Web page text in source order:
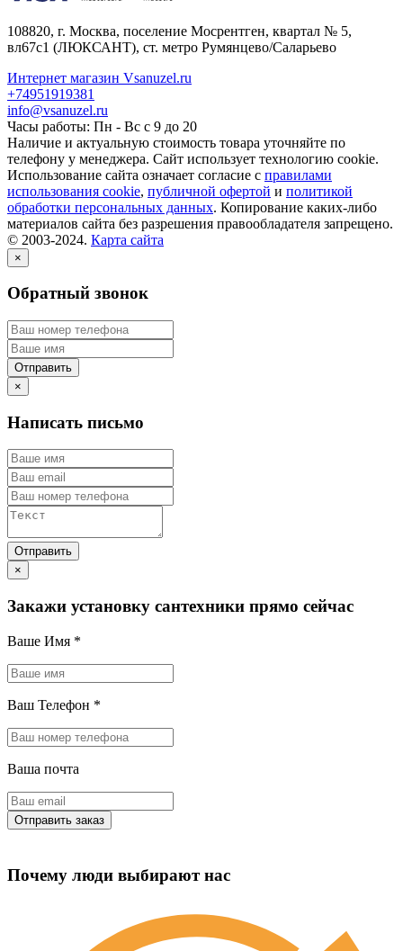
108820, г. Москва, поселение Мосрентген, квартал № 5,
вл67с1 (ЛЮКСАНТ), ст. метро Румянцево/Саларьево
Интернет магазин Vsanuzel.ru
+74951919381
info@vsanuzel.ru
Часы работы: Пн - Вс с 9 до 20
Наличие и актуальную стоимость товара уточняйте по
телефону у менеджера. Сайт использует технологию cookie.
Использование сайта означает согласие с правилами
использования cookie, публичной офертой и политикой
обработки персональных данных. Копирование каких-либо
материалов сайта без разрешения правообладателя запрещено.
© 2003-2024. Карта сайта
×
Обратный звонок
×
Написать письмо
×
Закажи установку сантехники прямо сейчас
Ваше Имя *
Ваш Телефон *
Ваша почта
Почему люди выбирают нас